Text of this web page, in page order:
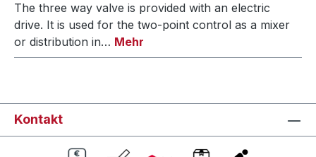
The three way valve is provided with an electric
drive. It is used for the two-point control as a mixer
or distribution in… Mehr
Kontakt